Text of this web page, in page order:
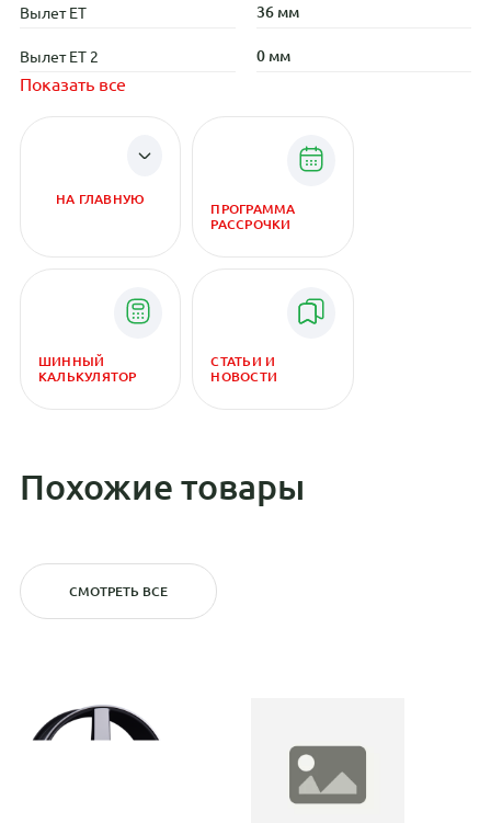
Вылет ET 36 мм
Вылет ET 2 0 мм
Показать все
НА ГЛАВНУЮ
ПРОГРАММА
РАССРОЧКИ
ШИННЫЙ
КАЛЬКУЛЯТОР
СТАТЬИ И
НОВОСТИ
Похожие товары
СМОТРЕТЬ ВСЕ